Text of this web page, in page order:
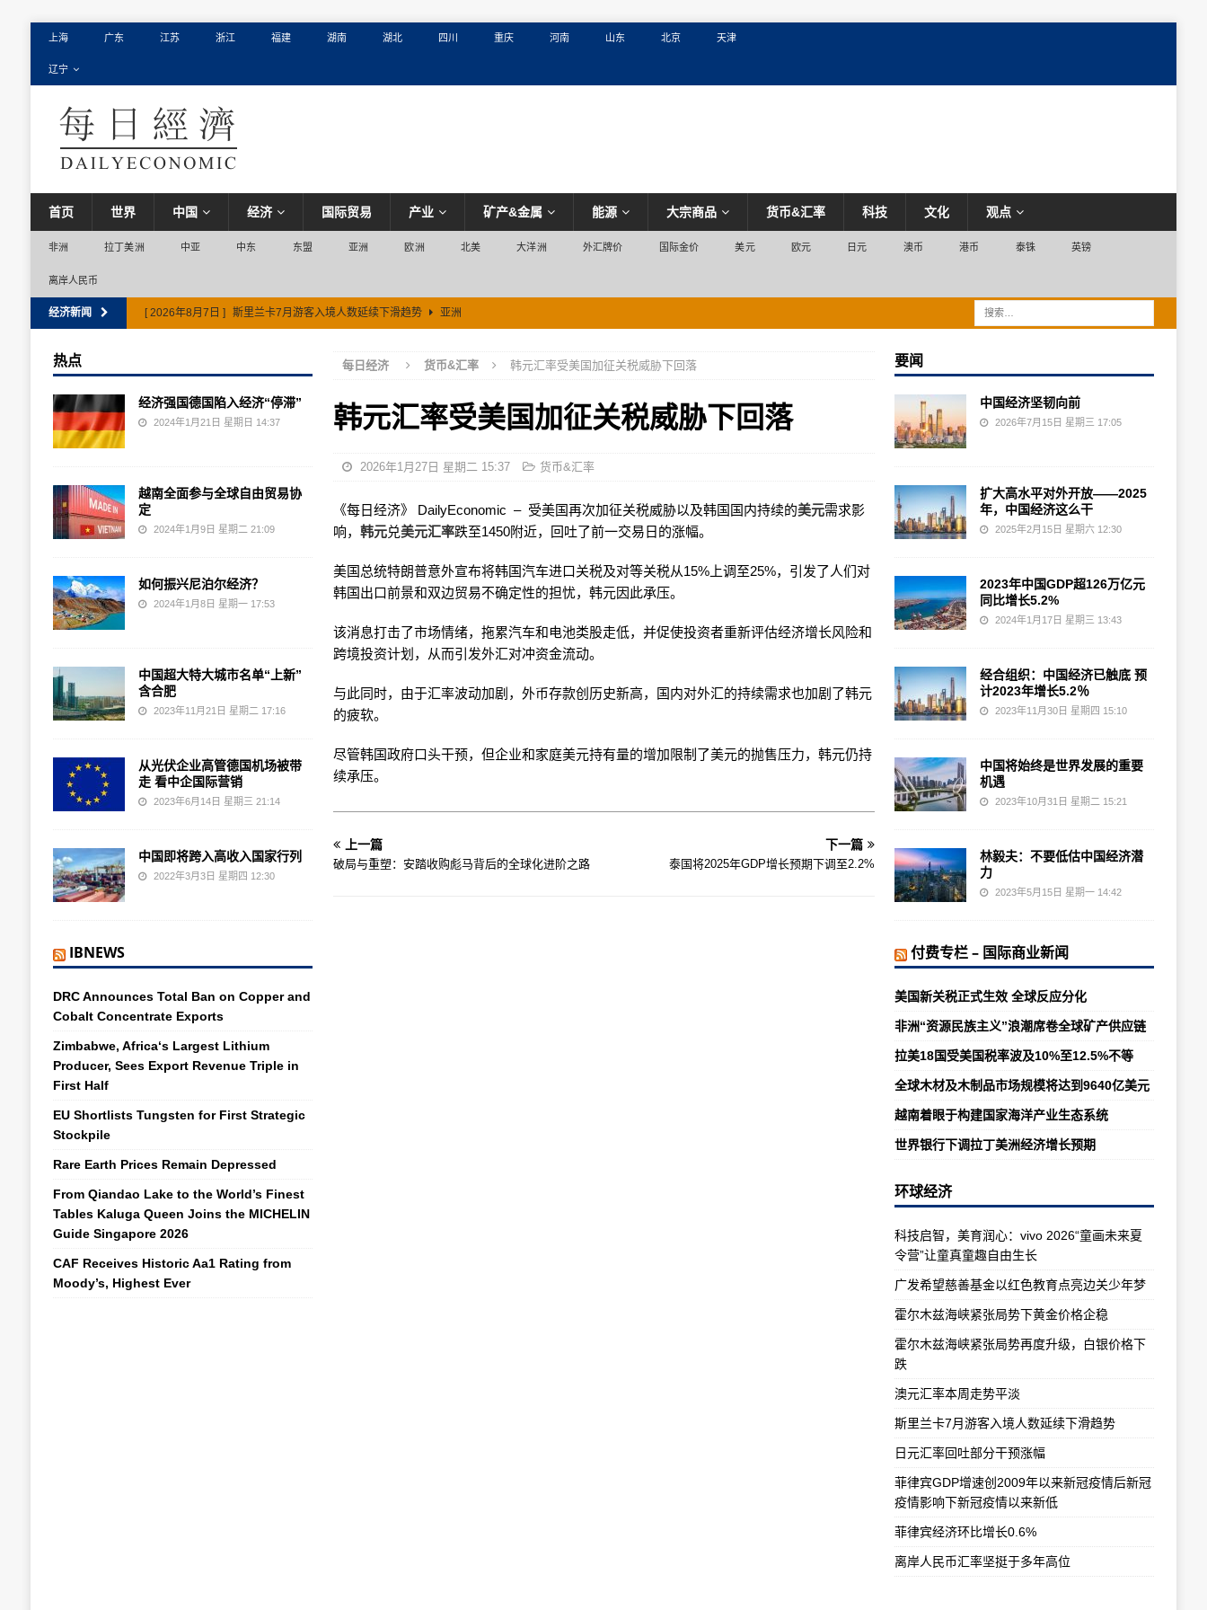
上海 广东 江苏 浙江 福建 湖南 湖北 四川 重庆 河南 山东 北京 天津
辽宁
首页 世界 中国 经济 国际贸易 产业 矿产&金属 能源 大宗商品 货币&汇率 科技 文化 观点
非洲 拉丁美洲 中亚 中东 东盟 亚洲 欧洲 北美 大洋洲 外汇牌价 国际金价 美元 欧元 日元 澳币 港币 泰铢 英镑
离岸人民币
经济新闻 [ 2026年8月7日 ] 斯里兰卡7月游客入境人数延续下滑趋势 亚洲
每日经济 货币&汇率 韩元汇率受美国加征关税威胁下回落
韩元汇率受美国加征关税威胁下回落
2026年1月27日 星期二 15:37 货币&汇率
《每日经济》 DailyEconomic – 受美国再次加征关税威胁以及韩国国内持续的美元需求影
响，韩元兑美元汇率跌至1450附近，回吐了前一交易日的涨幅。
美国总统特朗普意外宣布将韩国汽车进口关税及对等关税从15%上调至25%，引发了人们对
韩国出口前景和双边贸易不确定性的担忧，韩元因此承压。
该消息打击了市场情绪，拖累汽车和电池类股走低，并促使投资者重新评估经济增长风险和
跨境投资计划，从而引发外汇对冲资金流动。
与此同时，由于汇率波动加剧，外币存款创历史新高，国内对外汇的持续需求也加剧了韩元
的疲软。
尽管韩国政府口头干预，但企业和家庭美元持有量的增加限制了美元的抛售压力，韩元仍持
续承压。
上一篇
破局与重塑：安踏收购彪马背后的全球化进阶之路
下一篇
泰国将2025年GDP增​​长预期下调至2.2%
热点
经济强国德国陷入经济“停滞”
2024年1月21日 星期日 14:37
越南全面参与全球自由贸易协
定
2024年1月9日 星期二 21:09
如何振兴尼泊尔经济？
2024年1月8日 星期一 17:53
中国超大特大城市名单“上新”
含合肥
2023年11月21日 星期二 17:16
从光伏企业高管德国机场被带
走 看中企国际营销
2023年6月14日 星期三 21:14
中国即将跨入高收入国家行列
2022年3月3日 星期四 12:30
IBNEWS
DRC Announces Total Ban on Copper and
Cobalt Concentrate Exports
Zimbabwe, Africa‘s Largest Lithium
Producer, Sees Export Revenue Triple in
First Half
EU Shortlists Tungsten for First Strategic
Stockpile
Rare Earth Prices Remain Depressed
From Qiandao Lake to the World’s Finest
Tables Kaluga Queen Joins the MICHELIN
Guide Singapore 2026
CAF Receives Historic Aa1 Rating from
Moody’s, Highest Ever
要闻
中国经济坚韧向前
2026年7月15日 星期三 17:05
扩大高水平对外开放——2025
年，中国经济这么干
2025年2月15日 星期六 12:30
2023年中国GDP超126万亿元
同比增长5.2%
2024年1月17日 星期三 13:43
经合组织：中国经济已触底 预
计2023年增长5.2％
2023年11月30日 星期四 15:10
中国将始终是世界发展的重要
机遇
2023年10月31日 星期二 15:21
林毅夫：不要低估中国经济潜
力
2023年5月15日 星期一 14:42
付费专栏 – 国际商业新闻
美国新关税正式生效 全球反应分化
非洲“资源民族主义”浪潮席卷全球矿产供应链
拉美18国受美国税率波及10%至12.5%不等
全球木材及木制品市场规模将达到9640亿美元
越南着眼于构建国家海洋产业生态系统
世界银行下调拉丁美洲经济增长预期
环球经济
科技启智，美育润心：vivo 2026“童画未来夏
令营”让童真童趣自由生长
广发希望慈善基金以红色教育点亮边关少年梦
霍尔木兹海峡紧张局势下黄金价格企稳
霍尔木兹海峡紧张局势再度升级，白银价格下
跌
澳元汇率本周走势平淡
斯里兰卡7月游客入境人数延续下滑趋势
日元汇率回吐部分干预涨幅
菲律宾GDP增速创2009年以来新冠疫情后新冠
疫情影响下新冠疫情以来新低
菲律宾经济环比增长0.6%
离岸人民币汇率坚挺于多年高位